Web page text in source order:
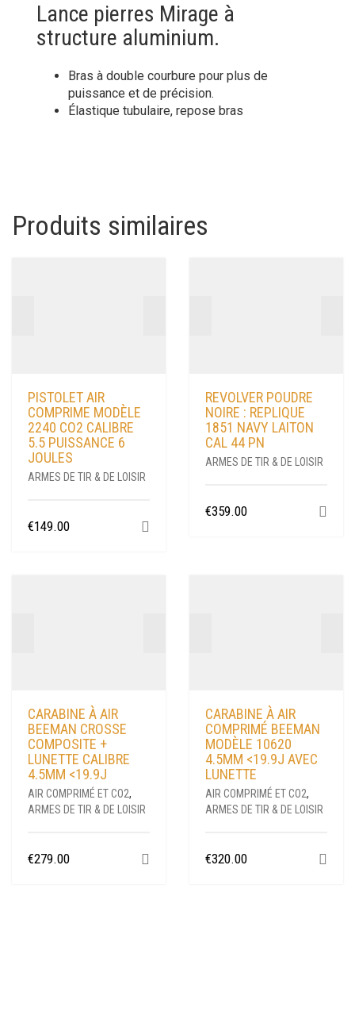
Lance pierres Mirage à
structure aluminium.
Bras à double courbure pour plus de
puissance et de précision.
Élastique tubulaire, repose bras
Produits similaires
PISTOLET AIR
COMPRIME MODÈLE
2240 CO2 CALIBRE
5.5 PUISSANCE 6
JOULES
ARMES DE TIR & DE LOISIR
€149.00
REVOLVER POUDRE
NOIRE : REPLIQUE
1851 NAVY LAITON
CAL 44 PN
ARMES DE TIR & DE LOISIR
€359.00
CARABINE À AIR
BEEMAN CROSSE
COMPOSITE +
LUNETTE CALIBRE
4.5MM <19.9J
AIR COMPRIMÉ ET CO2,
ARMES DE TIR & DE LOISIR
€279.00
CARABINE À AIR
COMPRIMÉ BEEMAN
MODÈLE 10620
4.5MM <19.9J AVEC
LUNETTE
AIR COMPRIMÉ ET CO2,
ARMES DE TIR & DE LOISIR
€320.00